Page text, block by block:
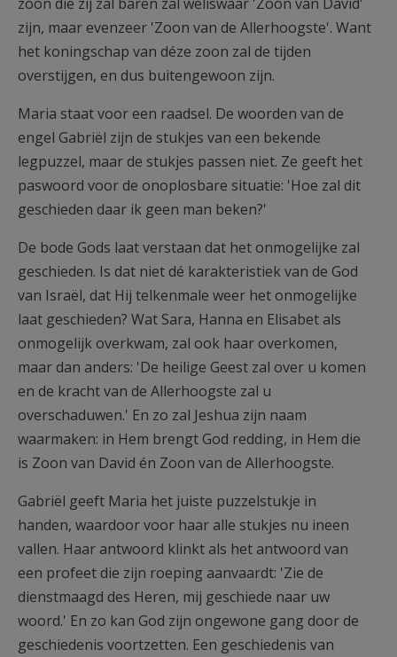
zijn, maar evenzeer 'Zoon van de Allerhoogste'. Want
het koningschap van déze zoon zal de tijden
overstijgen, en dus buitengewoon zijn.
Maria staat voor een raadsel. De woorden van de
engel Gabriël zijn de stukjes van een bekende
legpuzzel, maar de stukjes passen niet. Ze geeft het
paswoord voor de onoplosbare situatie: 'Hoe zal dit
geschieden daar ik geen man beken?'
De bode Gods laat verstaan dat het onmogelijke zal
geschieden. Is dat niet dé karakteristiek van de God
van Israël, dat Hij telkenmale weer het onmogelijke
laat geschieden? Wat Sara, Hanna en Elisabet als
onmogelijk overkwam, zal ook haar overkomen,
maar dan anders: 'De heilige Geest zal over u komen
en de kracht van de Allerhoogste zal u
overschaduwen.' En zo zal Jeshua zijn naam
waarmaken: in Hem brengt God redding, in Hem die
is Zoon van David én Zoon van de Allerhoogste.
Gabriël geeft Maria het juiste puzzelstukje in
handen, waardoor voor haar alle stukjes nu ineen
vallen. Haar antwoord klinkt als het antwoord van
een profeet die zijn roeping aanvaardt: 'Zie de
dienstmaagd des Heren, mij geschiede naar uw
woord.' En zo kan God zijn ongewone gang door de
geschiedenis voortzetten. Een geschiedenis van